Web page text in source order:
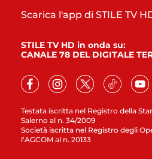
Testata iscritta nel Registro della
Salerno al n. 34/2009
Società iscritta nel Registro degli
l’AGCOM al n. 20133
Scarica l'app di STILE TV
STILE TV HD in onda su:
CANALE 78 DEL DIGITALE